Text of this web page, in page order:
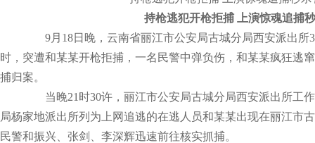
持枪逃犯开枪拒捕 上演惊魂追捕
9月18日晚，云南省丽江市公安局古城分局西安派出所
时，突遭和某某开枪拒捕，一名民警中弹负伤，和某某疯狂逃
捕归案。
当晚21时30许，丽江市公安局古城分局西安派出所工
局杨家地派出所列为上网追逃的在逃人员和某某出现在丽江市
民警和振兴、张剑、李深辉迅速前往核实抓捕。